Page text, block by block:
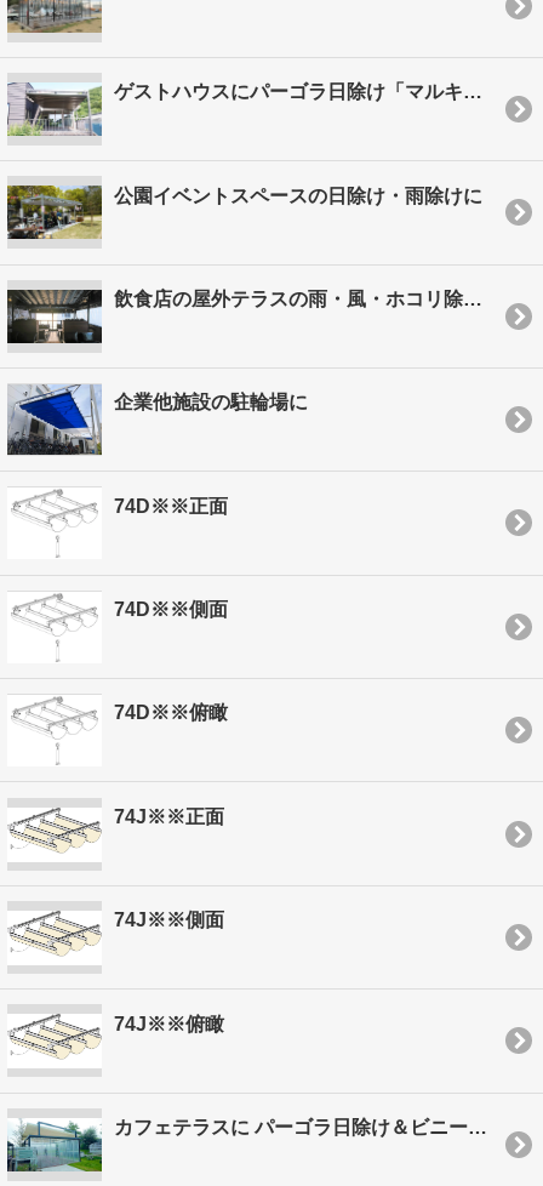
ゲストハウスにパーゴラ日除け「マルキーゼ」を設置
公園イベントスペースの日除け・雨除けに
飲食店の屋外テラスの雨・風・ホコリ除けに！
企業他施設の駐輪場に
74D※※正面
74D※※側面
74D※※俯瞰
74J※※正面
74J※※側面
74J※※俯瞰
カフェテラスに パーゴラ日除け＆ビニールカーテン